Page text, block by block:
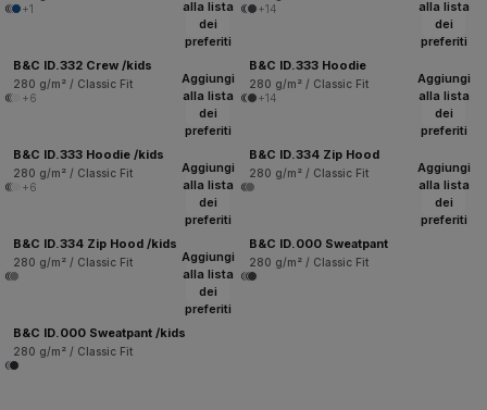
+1
+14
alla lista
dei
preferiti
B&C ID.332 Crew /kids
280 g/m² / Classic Fit
+6
alla lista
dei
preferiti
B&C ID.333 Hoodie
280 g/m² / Classic Fit
+14
Aggiungi
alla lista
dei
preferiti
B&C ID.333 Hoodie /kids
280 g/m² / Classic Fit
+6
Aggiungi
alla lista
dei
preferiti
B&C ID.334 Zip Hood
280 g/m² / Classic Fit
Aggiungi
alla lista
dei
preferiti
B&C ID.334 Zip Hood /kids
280 g/m² / Classic Fit
Aggiungi
alla lista
dei
preferiti
B&C ID.000 Sweatpant
280 g/m² / Classic Fit
Aggiungi
alla lista
dei
preferiti
B&C ID.000 Sweatpant /kids
280 g/m² / Classic Fit